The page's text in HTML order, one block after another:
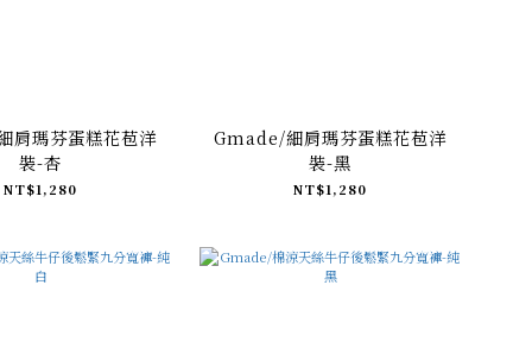
肩瑪芬蛋糕花苞洋
裝-杏
NT$1,280
Gmade/細肩瑪芬蛋糕花苞洋
裝-黑
NT$1,280